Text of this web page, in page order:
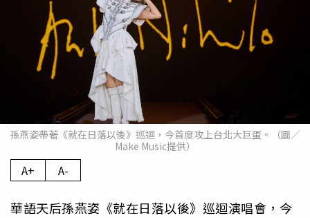
孫燕姿帶著《就在日落以後》巡迴，今首度攻上台北大巨蛋。（圖／
Make Music提供）
A+ A-
華語天后孫燕姿《就在日落以後》巡迴演唱會，今